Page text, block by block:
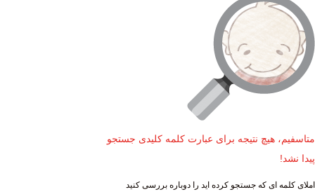
متاسفیم، هیچ نتیجه برای عبارت کلمه کلیدی جستجو
پیدا نشد!
املای کلمه ای که جستجو کرده اید را دوباره بررسی کنید